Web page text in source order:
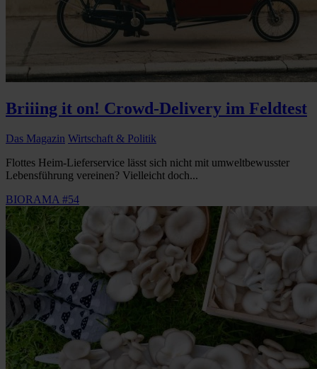
Briiing it on! Crowd-Delivery im Feldtest
Das Magazin Wirtschaft & Politik
Flottes Heim-Lieferservice lässt sich nicht mit umweltbewusster
Lebensführung vereinen? Vielleicht doch...
BIORAMA #54